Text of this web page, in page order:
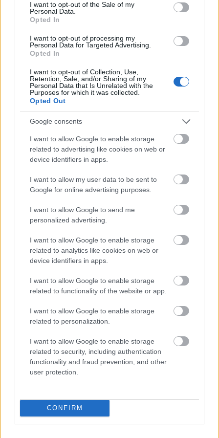
I want to opt-out of the Sale of my
Personal Data.
Opted In
I want to opt-out of processing my
Personal Data for Targeted Advertising.
Opted In
I want to opt-out of Collection, Use,
Retention, Sale, and/or Sharing of my
Personal Data that Is Unrelated with the
Purposes for which it was collected.
Opted Out
Google consents
I want to allow Google to enable storage
related to advertising like cookies on web or
device identifiers in apps.
I want to allow my user data to be sent to
Google for online advertising purposes.
I want to allow Google to send me
personalized advertising.
I want to allow Google to enable storage
related to analytics like cookies on web or
device identifiers in apps.
I want to allow Google to enable storage
related to functionality of the website or app.
I want to allow Google to enable storage
related to personalization.
I want to allow Google to enable storage
related to security, including authentication
functionality and fraud prevention, and other
user protection.
CONFIRM
Ezzel a címmel írt Hargittai István színdarabot Teller Edéről,
hidegháborúban komoly szerepet vállaló, a hidrogénbombáért és
az amerikai védőpajzsért kardoskodó tudós megítélése, érthető
okokból, nagyon kettős. Magyarországon is nagyon szélsőségesen
vélekedtek és vélekednek róla, hiszen a politikai változások előtt
őt egy háborús uszítónak tartották, azóta pedig általában az egyik
legnagyobb magyarként emlegetik, akit csodálni kell. Habár egy
magyar internetes oldalon tartott, a legnagyobb magyart kereső
szavazáson a második lett, mégis még manapság is előkerülnek
vonó nyilatkozatok. Ebben a szélsőséges közegben próbál
Hargittai István – aki Teller halála előtt talán utolsóként levelezett
a világhírű tudóssal – árnyaltabb képet nyújtani róla.
„Nekem az a véleményem, hogy a kutatásai rendkívül fontosak
voltak, nem hogy háborús uszító nem volt, de a sok éven át tartó
között. Hiszen, ha Amerika nem fejleszti ki a saját
hidrogénbombáját, akkor nincs meg a Szovjetunióval szembeni
elképzeléseket is hangoztatott.” – árnyalja a képet a Tellerről új
könyvvel készülő kutató.
Teller leginkább azzal kapcsolatban tévedett, hogy károsak
vagy születési rendellenességet. Ezen kívül foggal-körömmel
küzdött azért, hogy a kormány támogassa csillagháborús
elképzeléseit, és kifejleszthesse Amerika védőpajzsát, ami több